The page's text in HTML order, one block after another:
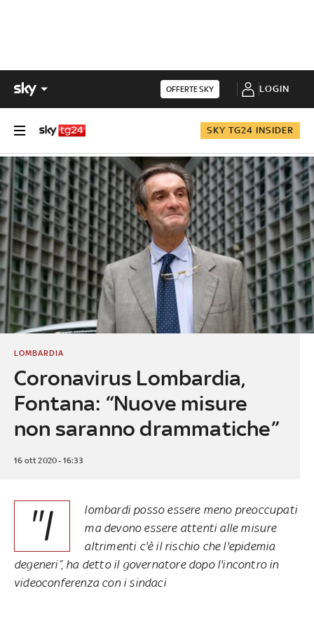
OFFERTE SKY LOGIN
SKY TG24 INSIDER
Coronavirus Lombardia,
Fontana: “Nuove misure
non saranno drammatiche”
LOMBARDIA
16 ott 2020 - 16:33
"I
lombardi posso essere meno preoccupati
ma devono essere attenti alle misure
altrimenti c'è il rischio che l'epidemia
degeneri”, ha detto il governatore dopo l'incontro in
videoconferenza con i sindaci